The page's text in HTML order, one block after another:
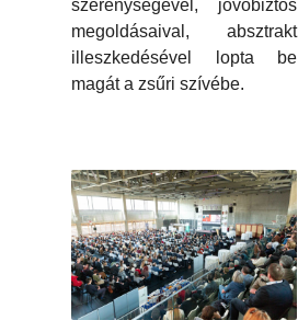
szerénységével, jövőbiztos
megoldásaival, absztrakt
illeszkedésével lopta be
magát a zsűri szívébe.